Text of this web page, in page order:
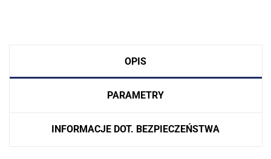
OPIS
PARAMETRY
INFORMACJE DOT. BEZPIECZEŃSTWA